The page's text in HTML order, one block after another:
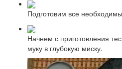
Подготовим все
Начнем с приготовления
муку в глубокую миску.